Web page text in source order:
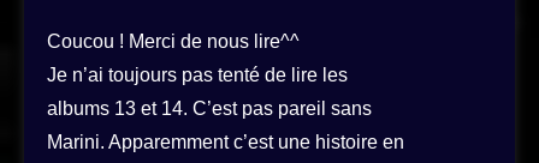
Coucou ! Merci de nous lire^^
Je n’ai toujours pas tenté de lire les
albums 13 et 14. C’est pas pareil sans
Marini. Apparemment c’est une histoire en